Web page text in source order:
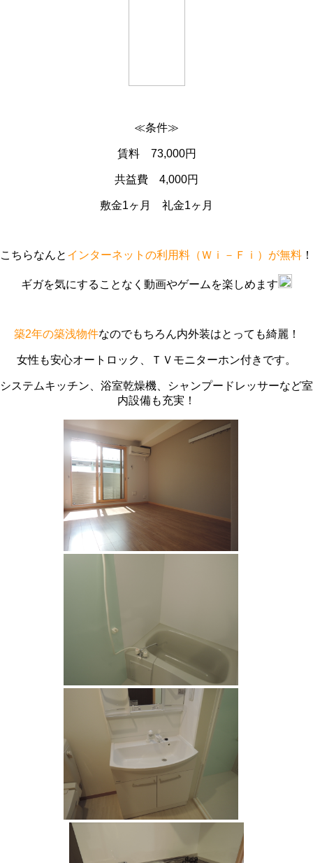
≪条件≫
賃料 73,000円
共益費 4,000円
敷金1ヶ月 礼金1ヶ月
こちらなんと インターネットの利用料（Ｗｉ－Ｆｉ）が無料 ！
ギガを気にすることなく動画やゲームを楽しめます
築2年の築浅物件なのでもちろん内外装はとっても綺麗！
女性も安心オートロック、ＴＶモニターホン付きです。
システムキッチン、浴室乾燥機、シャンプードレッサーなど室
内設備も充実！